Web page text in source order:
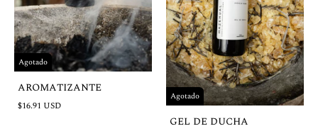
Agotado
AROMATIZANTE
$16.91 USD
Agotado
GEL DE DUCHA